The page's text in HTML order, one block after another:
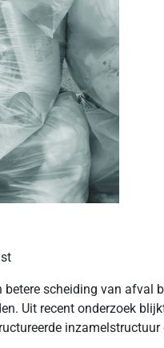
scheiding van
Uit recent onderzoek